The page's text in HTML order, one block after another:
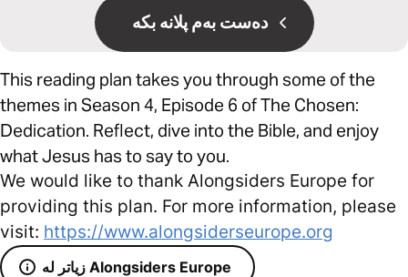
دەست بەم پلانە بکە
This reading plan takes you through some of the
themes in Season 4, Episode 6 of The Chosen:
Dedication. Reflect, dive into the Bible, and enjoy
what Jesus has to say to you.
We would like to thank Alongsiders Europe for
providing this plan. For more information, please
visit: https://www.alongsiderseurope.org
زیاتر لە Alongsiders Europe